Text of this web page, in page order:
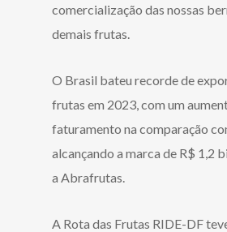
comercialização das nossas
demais frutas.
O Brasil bateu recorde de
frutas em 2023, com um
faturamento na comparação
alcançando a marca de R$ 1,2
a Abrafrutas.
A Rota das Frutas RIDE-DF